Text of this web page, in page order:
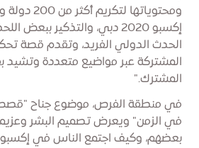
ومحتوياتها
إكسبو 2020 دبي، والتذكير
الحدث الدولي الفريد، وتقدم قصة
المشتركة عبر مواضيع متعددة وتشيد
المشترك."
في منطقة الفرص، موضوع جناح
في الزمن" ويعرض تصميم البشر
بعضهم، وكيف اجتمع الناس في إكسبو